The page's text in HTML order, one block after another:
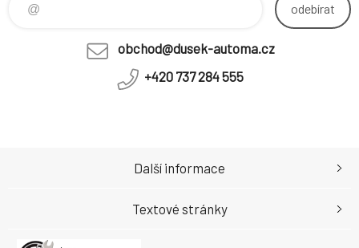
odebírat
obchod@dusek-automa.cz
+420 737 284 555
Další informace
Textové stránky